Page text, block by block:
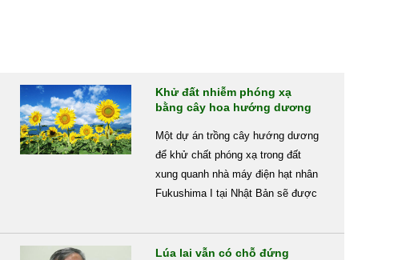
Khử đất nhiễm phóng xạ
bằng cây hoa hướng dương
Một dự án trồng cây hướng dương
để khử chất phóng xạ trong đất
xung quanh nhà máy điện hạt nhân
Fukushima I tại Nhật Bản sẽ được
Lúa lai vẫn có chỗ đứng